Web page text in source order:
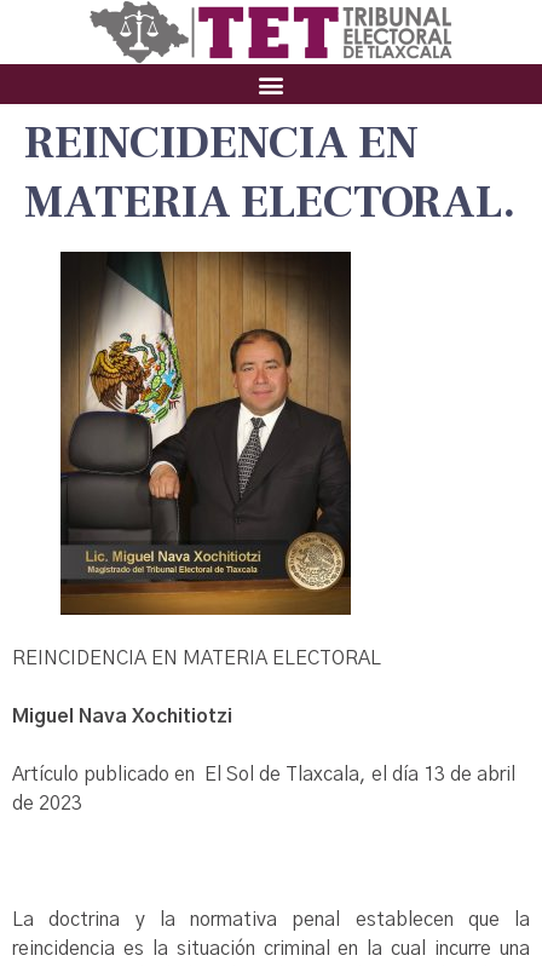
REINCIDENCIA EN
MATERIA ELECTORAL.
REINCIDENCIA EN MATERIA ELECTORAL
Miguel Nava Xochitiotzi
Artículo publicado en El Sol de Tlaxcala, el día 13 de abril
de 2023
La doctrina y la normativa penal establecen que la
reincidencia es la situación criminal en la cual incurre una